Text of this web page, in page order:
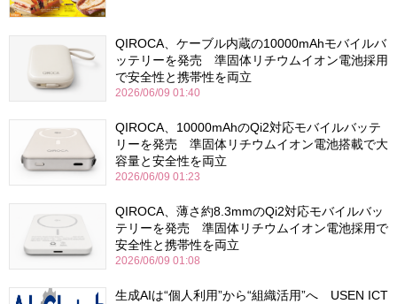
QIROCA、ケーブル内蔵の10000mAhモバイルバ
ッテリーを発売 準固体リチウムイオン電池採用
で安全性と携帯性を両立
2026/06/09 01:40
QIROCA、10000mAhのQi2対応モバイルバッテ
リーを発売 準固体リチウムイオン電池搭載で大
容量と安全性を両立
2026/06/09 01:23
QIROCA、薄さ約8.3mmのQi2対応モバイルバッ
テリーを発売 準固体リチウムイオン電池採用で
安全性と携帯性を両立
2026/06/09 01:08
生成AIは“個人利用”から“組織活用”へ USEN ICT